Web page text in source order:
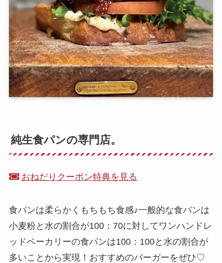
純生食パンの専門店。
おねだりクーポン特典を見る
食パンは柔らかくもちもち食感♪一般的な食パンは
小麦粉と水の割合が100：70に対してワンハンドレ
ッドベーカリーの食パンは100：100と水の割合が
多いことから実現！おすすめのバーガーをぜひ♡